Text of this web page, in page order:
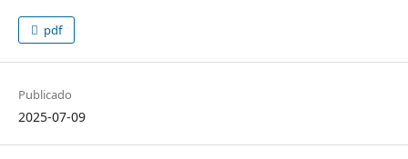
pdf
Publicado
2025-07-09